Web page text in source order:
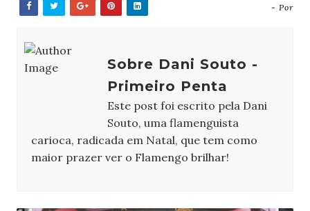
- Por
Sobre Dani Souto -
Primeiro Penta
Este post foi escrito pela Dani
Souto, uma flamenguista
carioca, radicada em Natal, que tem como
maior prazer ver o Flamengo brilhar!